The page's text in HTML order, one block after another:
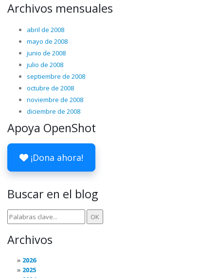
Archivos mensuales
abril de 2008
mayo de 2008
junio de 2008
julio de 2008
septiembre de 2008
octubre de 2008
noviembre de 2008
diciembre de 2008
Apoya OpenShot
¡Dona ahora!
Buscar en el blog
Archivos
2026
2025